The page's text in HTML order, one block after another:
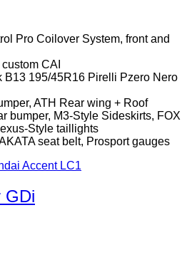
Pro Coilover System, front and
CAI
B13 195/45R16 Pirelli Pzero Nero
ATH Rear wing + Roof
bumper, M3-Style Sideskirts, FOX
Style taillights
seat belt, Prosport gauges
Accent LC1
GDi